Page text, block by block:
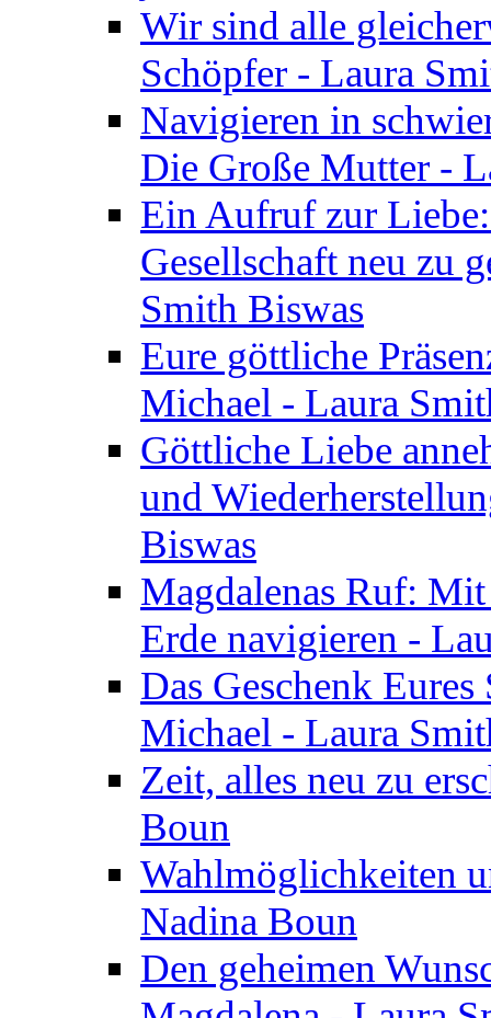
Wir sind alle
Schöpfer - Laura
Navigieren in
Die Große Mutter -
Ein Aufruf zur
Gesellschaft neu zu
Smith Biswas
Eure göttliche
Michael - Laura
Göttliche Liebe
und
Biswas
Magdalenas Ruf:
Erde navigieren -
Das Geschenk
Michael - Laura
Zeit, alles neu zu
Boun
Wahlmöglichkeiten
Nadina Boun
Den geheimen